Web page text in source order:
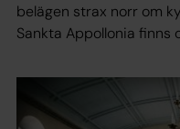
belägen strax norr om
Sankta Appollonia finns